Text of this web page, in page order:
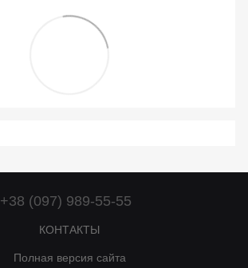
+38 (097) 989-55-55
КОНТАКТЫ
Полная версия сайта